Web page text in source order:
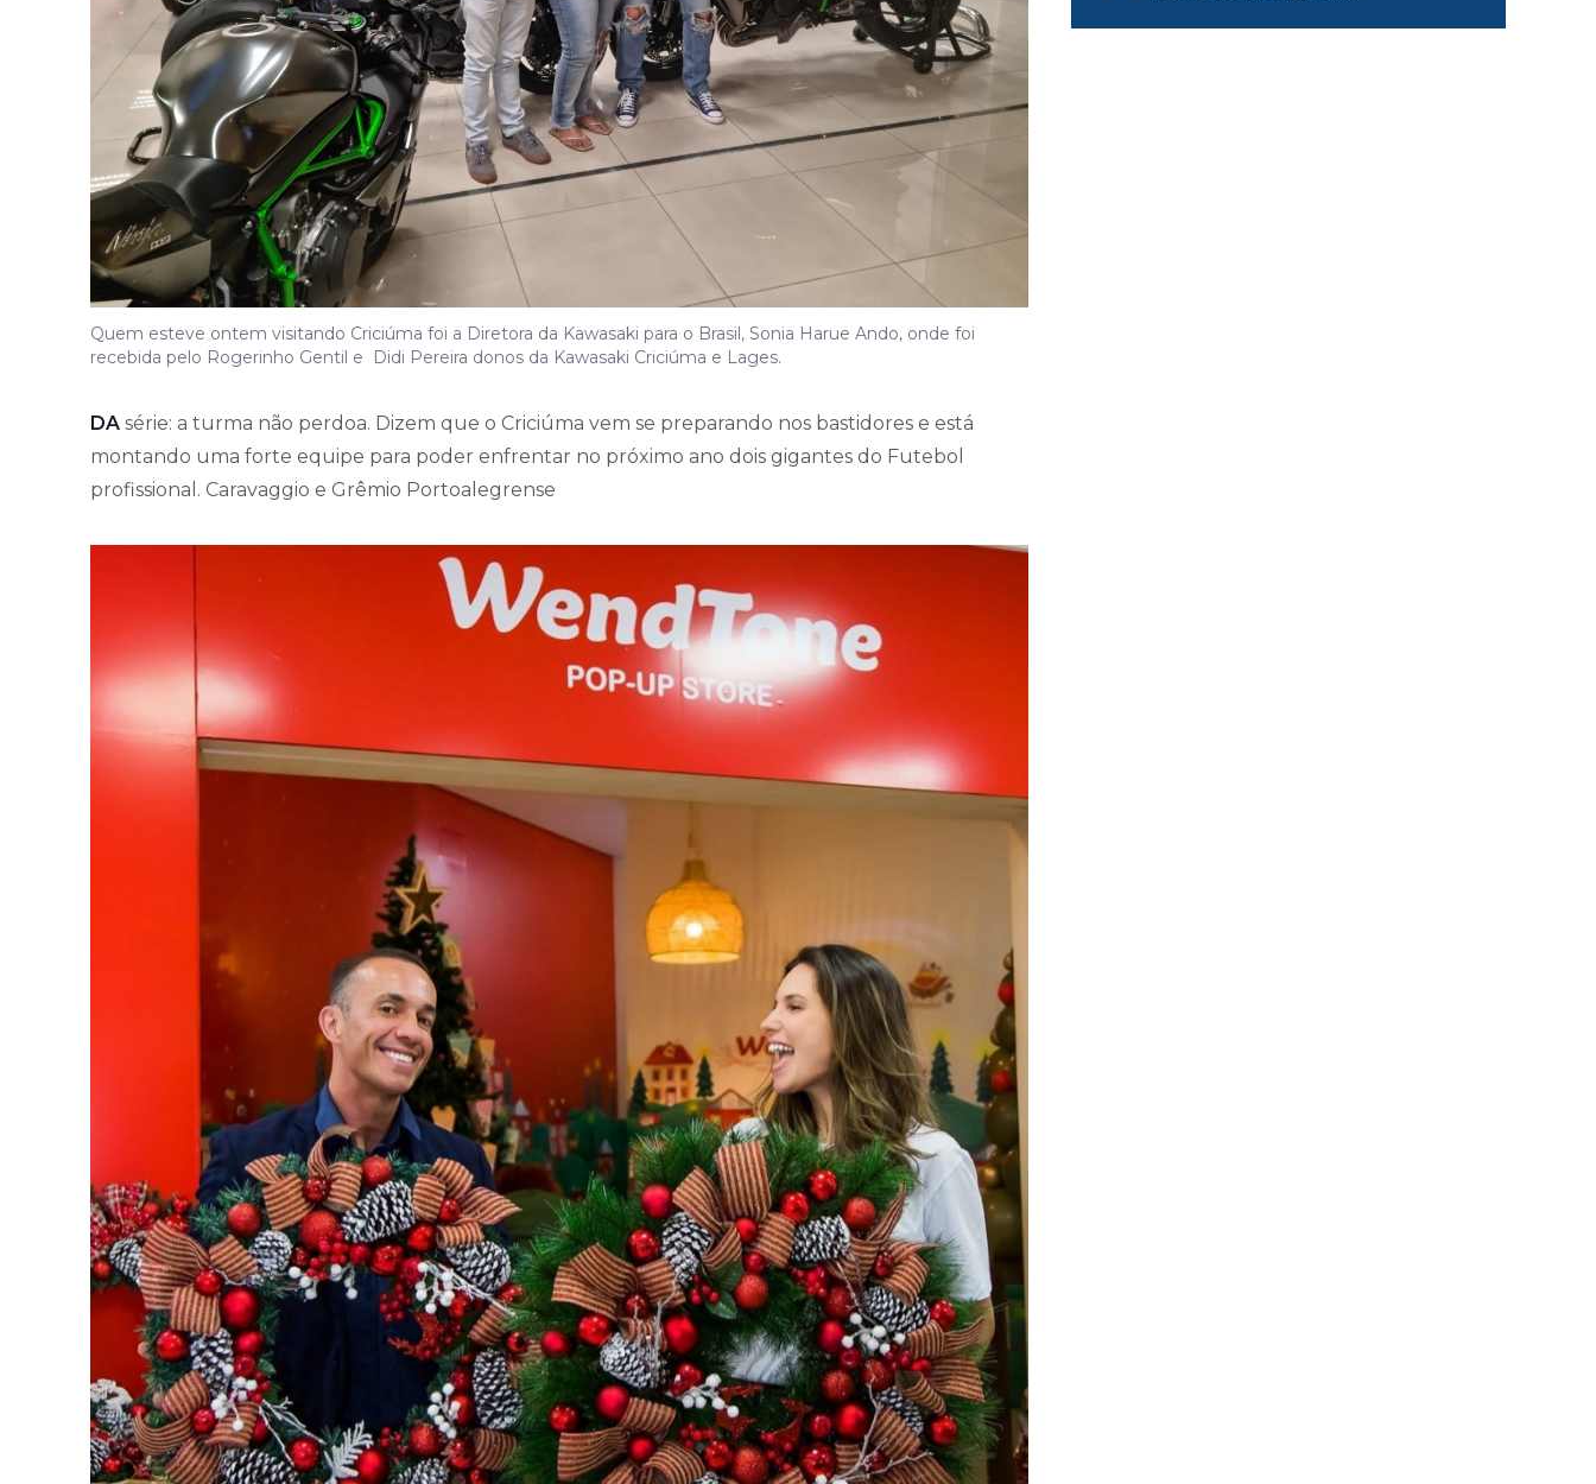
Quem esteve ontem visitando Criciúma foi a Diretora da Kawasaki para o Brasil, Sonia Harue Ando, onde foi
recebida pelo Rogerinho Gentil e Didi Pereira donos da Kawasaki Criciúma e Lages.
DA série: a turma não perdoa. Dizem que o Criciúma vem se preparando nos bastidores e está
montando uma forte equipe para poder enfrentar no próximo ano dois gigantes do Futebol
profissional. Caravaggio e Grêmio Portoalegrense